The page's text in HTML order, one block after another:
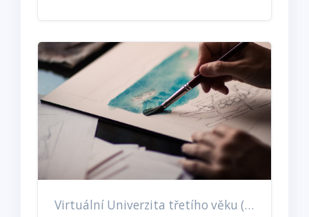
Virtuální Univerzita třetího věku (EX, ET, EE)